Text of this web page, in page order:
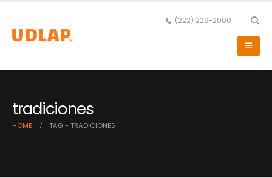
(222) 229-2000
tradiciones
HOME TAG - TRADICIONES